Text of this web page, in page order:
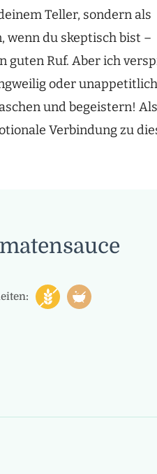
Teller, sondern als
wenn du skeptisch bist –
guten Ruf. Aber ich
oder
und begeistern!
Verbindung zu